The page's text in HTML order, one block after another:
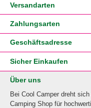
Versandarten
Zahlungsarten
Geschäftsadresse
Sicher Einkaufen
Über uns
Bei Cool Camper dreht
Camping Shop für